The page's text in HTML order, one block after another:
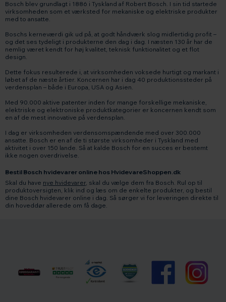
Bosch blev grundlagt i 1886 i Tyskland af Robert Bosch. I sin tid startede
virksomheden som et værksted for mekaniske og elektriske produkter
med to ansatte.
Boschs kerneværdi gik ud på, at godt håndværk slog midlertidig profit –
og det ses tydeligt i produkterne den dag i dag. I næsten 130 år har de
nemlig været kendt for høj kvalitet, teknisk funktionalitet og et flot
design.
Dette fokus resulterede i, at virksomheden voksede hurtigt og markant i
løbet af de næste årtier. Koncernen har i dag 40 produktionssteder på
verdensplan – både i Europa, USA og Asien.
Med 90.000 aktive patenter inden for mange forskellige mekaniske,
elektriske og elektroniske produktkategorier er koncernen kendt som
en af de mest innovative på verdensplan.
I dag er virksomheden verdensomspændende med over 300.000
ansatte. Bosch er en af de ti største virksomheder i Tyskland med
aktivitet i over 150 lande. Så at kalde Bosch for en succes er bestemt
ikke nogen overdrivelse.
Bestil Bosch hvidevarer online hos HvidevareShoppen.dk
Skal du have nye hvidevarer, skal du vælge dem fra Bosch. Rul op til
produktoversigten, klik ind og læs om de enkelte produkter, og bestil
dine Bosch hvidevarer online i dag. Så sørger vi for leveringen direkte til
din hoveddør allerede om få dage.